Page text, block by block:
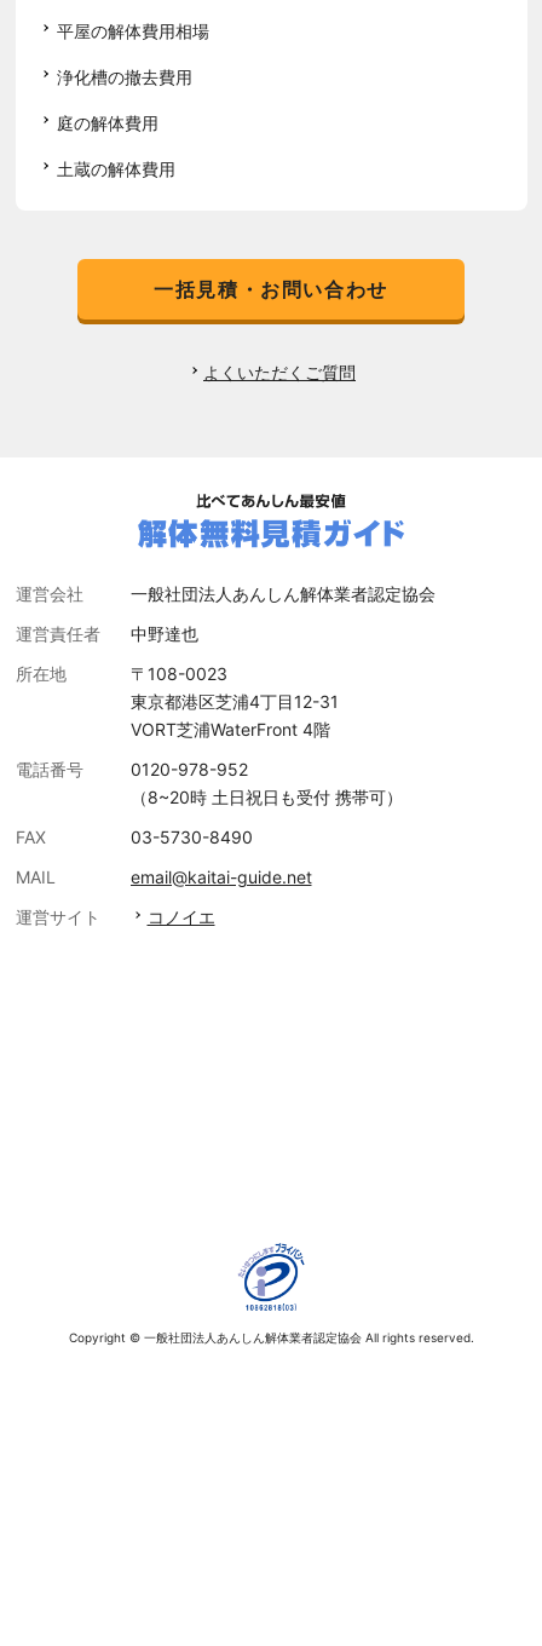
平屋の解体費用相場
浄化槽の撤去費用
庭の解体費用
土蔵の解体費用
一括見積・お問い合わせ
よくいただくご質問
運営会社
一般社団法人あんしん解体業者認定協会
運営責任者
中野達也
所在地
〒108-0023
東京都港区芝浦4丁目12-31
VORT芝浦WaterFront 4階
電話番号
0120-978-952
（8~20時 土日祝日も受付 携帯可）
FAX
03-5730-8490
MAIL
email@kaitai-guide.net
運営サイト
コノイエ
Copyright © 一般社団法人あんしん解体業者認定協会 All rights reserved.